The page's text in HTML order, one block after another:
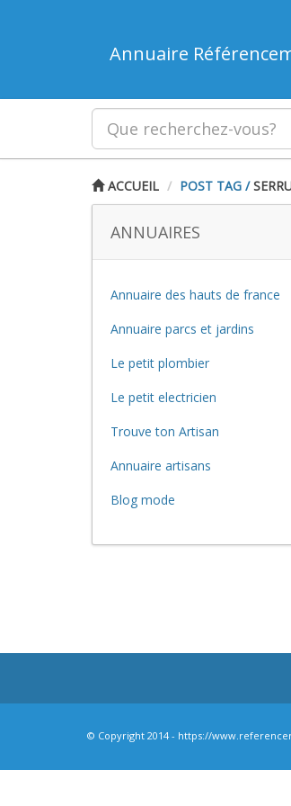
Annuaire
ACCUEIL POST TAG /
ANNUAIRES
Annuaire des hauts de france
Annuaire parcs et jardins
Le petit plombier
Le petit electricien
Trouve ton Artisan
Annuaire artisans
Blog mode
© Copyright 2014 - https://